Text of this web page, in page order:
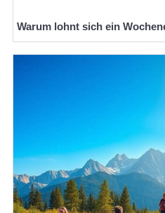
Warum lohnt sich ein